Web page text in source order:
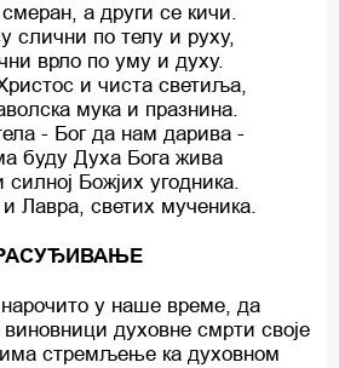
смеран, а други се кичи.
слични по телу и руху,
врло по уму и духу.
и чиста светиља,
мука и празнина.
- Бог да нам дарива -
буду Духа Бога жива
Божјих угодника.
Лавра, светих мученика.
нарочито у наше време, да
духовне смрти своје
стремљење ка духовном